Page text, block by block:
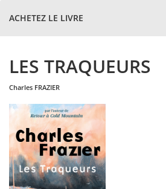
ACHETEZ LE LIVRE
LES TRAQUEURS
charles FRAZIER